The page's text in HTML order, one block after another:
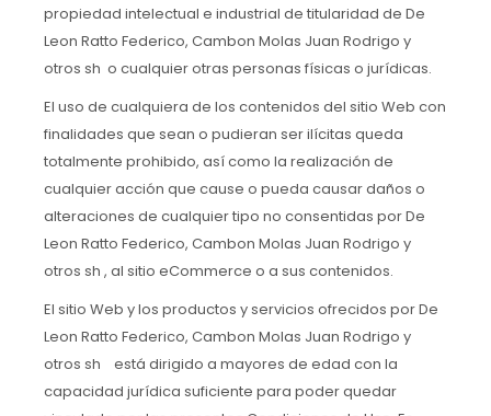
propiedad intelectual e industrial de titularidad de De
Leon Ratto Federico, Cambon Molas Juan Rodrigo y
otros sh o cualquier otras personas físicas o jurídicas.
El uso de cualquiera de los contenidos del sitio Web con
finalidades que sean o pudieran ser ilícitas queda
totalmente prohibido, así como la realización de
cualquier acción que cause o pueda causar daños o
alteraciones de cualquier tipo no consentidas por De
Leon Ratto Federico, Cambon Molas Juan Rodrigo y
otros sh , al sitio eCommerce o a sus contenidos.
El sitio Web y los productos y servicios ofrecidos por De
Leon Ratto Federico, Cambon Molas Juan Rodrigo y
otros sh está dirigido a mayores de edad con la
capacidad jurídica suficiente para poder quedar